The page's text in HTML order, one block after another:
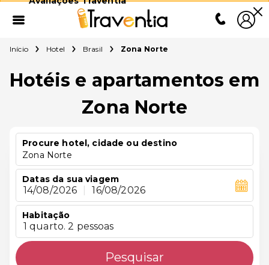
Início Hotel Brasil Zona Norte
Hotéis e apartamentos em
Zona Norte
Procure hotel, cidade ou destino
Zona Norte
Datas da sua viagem
14/08/2026 16/08/2026
Habitação
1 quarto. 2 pessoas
Pesquisar